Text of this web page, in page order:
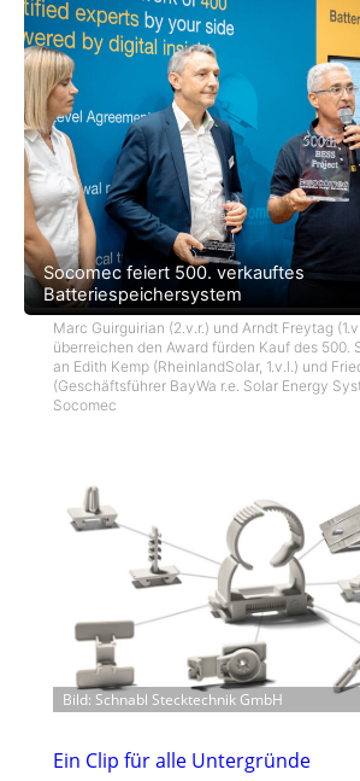
Socomec feiert 500. verkauftes
Batteriespeichersystem
Marc Guirguirian (2.v.r.) und Arndt Freytag
überreichen den Award fürden Kauf des 500.
an Edith Kemp (RheinlandSolar, 1.v.l.) und
(Geschäftsführer BayWa r.e. Solar Energy
Socomec
Bild: Schnabl Stecktechnik GmbH
Ein Clip für alle Untergründe